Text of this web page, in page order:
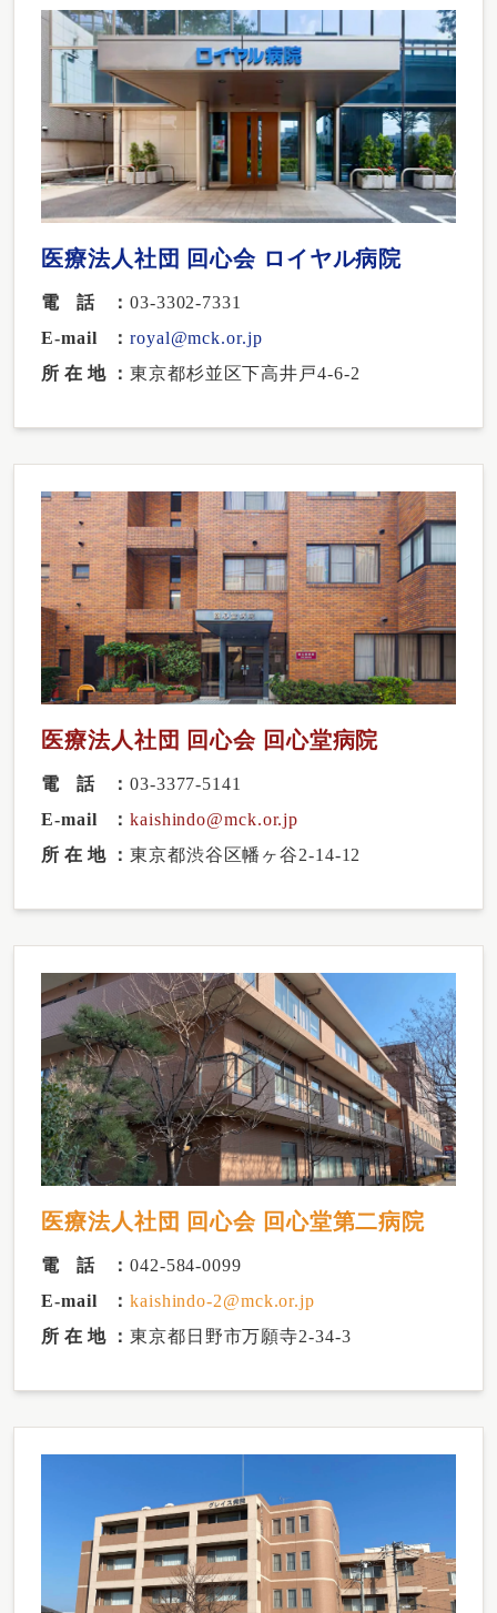
医療法人社団 回心会 ロイヤル病院
電話
03-3302-7331
E-mail
royal@mck.or.jp
所在地
東京都杉並区下高井戸4-6-2
医療法人社団 回心会 回心堂病院
電話
03-3377-5141
E-mail
kaishindo@mck.or.jp
所在地
東京都渋谷区幡ヶ谷2-14-12
医療法人社団 回心会 回心堂第二病院
電話
042-584-0099
E-mail
kaishindo-2@mck.or.jp
所在地
東京都日野市万願寺2-34-3